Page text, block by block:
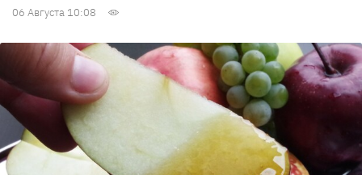
06 Августа 10:08